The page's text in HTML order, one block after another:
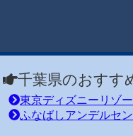
千葉県のおすす
東京ディズニーリゾー
ふなばしアンデルセ